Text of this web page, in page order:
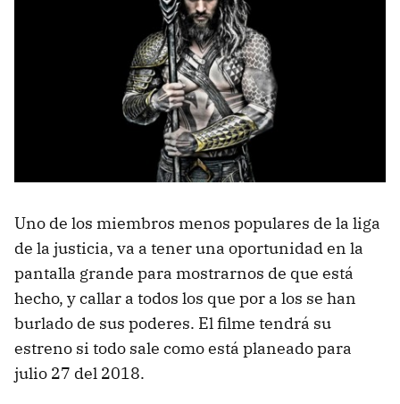
Uno de los miembros menos populares de la liga
de la justicia, va a tener una oportunidad en la
pantalla grande para mostrarnos de que está
hecho, y callar a todos los que por a los se han
burlado de sus poderes. El filme tendrá su
estreno si todo sale como está planeado para
julio 27 del 2018.